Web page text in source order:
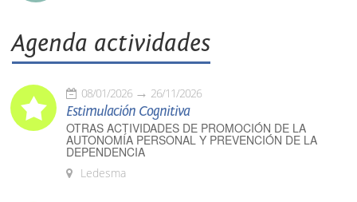
Agenda actividades
08/01/2026 26/11/2026
Estimulación Cognitiva
OTRAS ACTIVIDADES DE PROMOCIÓN DE LA
AUTONOMÍA PERSONAL Y PREVENCIÓN DE LA
DEPENDENCIA
Ledesma